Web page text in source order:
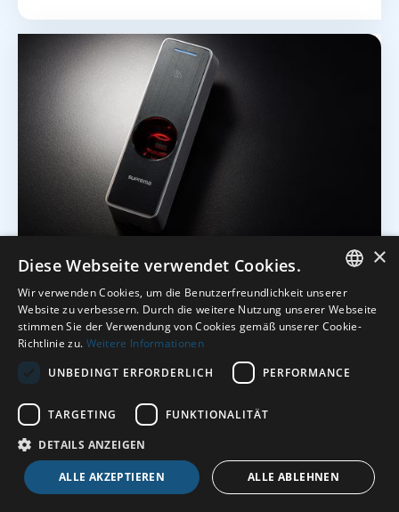
Produktvideo - BioEntry W2
Ihr Finger als Schlüssel!
ENGLISH
DUTCH
×
Diese Webseite verwendet Cookies.
Wir verwenden Cookies, um die Benutzerfreundlichkeit unserer
Website zu verbessern. Durch die weitere Nutzung unserer Webseite
stimmen Sie der Verwendung von Cookies gemäß unserer Cookie-
Richtlinie zu. Weitere Informationen
UNBEDINGT ERFORDERLICH
PERFORMANCE
TARGETING FUNKTIONALITÄT
DETAILS ANZEIGEN
ALLE AKZEPTIEREN ALLE ABLEHNEN